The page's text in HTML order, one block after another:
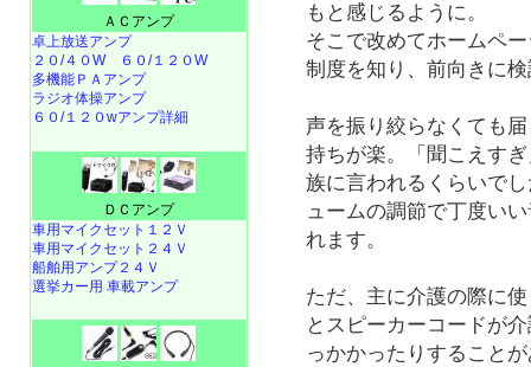
もと感じるように。
そこで改めてホームペ
制度を知り、前向きに
声を振り絞らなくても
持ちが楽。「聞こえす
族に言われるくらいで
ュームの調節で丁度い
れます。
ただ、主に介護の際に
とスピーカーコードが
っかかったりすること
ＡＣアンプ
卓上放送アンプ
２０/４０W
６０/１２０W
多機能ＰＡアンプ
ラジオ体操アンプ
６０/１２０wアンプ詳細
ＤＣアンプ
車用マイクセット１２Ｖ
車用マイクセット２４Ｖ
船舶用アンプ２４Ｖ
選挙カー用 車載アンプ